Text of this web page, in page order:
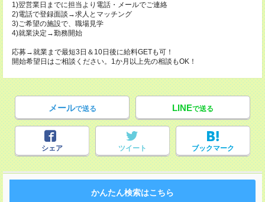
1)翌営業日までに担当より電話・メールでご連絡
2)電話で登録面談→求人とマッチング
3)ご希望の施設で、職場見学
4)就業決定→勤務開始
応募→就業まで最短3日＆10日後に給料GETも可！
開始希望日はご相談ください。1か月以上先の相談もOK！
メールで送る LINEで送る
シェア ツイート ブックマーク
かんたん検索はこちら